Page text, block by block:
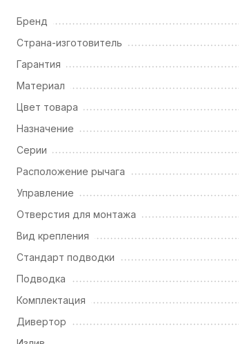
Бренд
Страна-изготовитель
Гарантия
Материал
Цвет товара
Назначение
Серии
Расположение рычага
Управление
Отверстия для монтажа
Вид крепления
Стандарт подводки
Подводка
Комплектация
Дивертор